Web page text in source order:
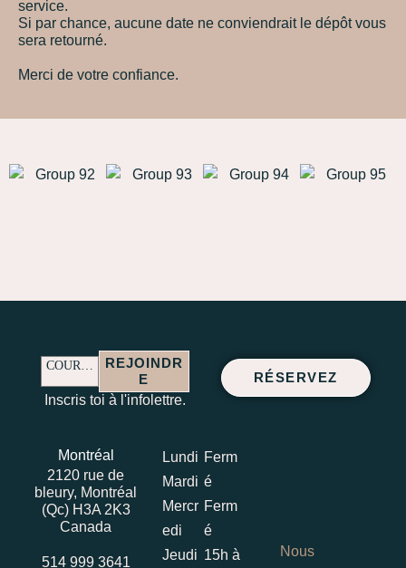
service.
Si par chance, aucune date ne conviendrait le dépôt vous
sera retourné.
Merci de votre confiance.
Inscris toi à l'infolettre.
COURRIEL
REJOINDR
E
RÉSERVEZ
Montréal
2120 rue de
bleury, Montréal
(Qc) H3A 2K3
Canada
514 999 3641
Nous
Lundi
Mardi
Mercr
edi
Jeudi
Ferm
é
Ferm
é
15h à